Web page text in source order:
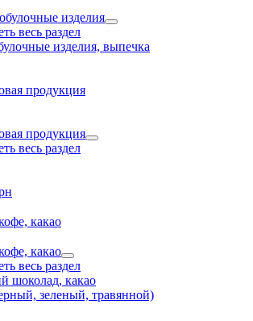
изделия
весь раздел
изделия, выпечка
продукция
продукция
весь раздел
какао
какао
весь раздел
шоколад, какао
зеленый, травянной)